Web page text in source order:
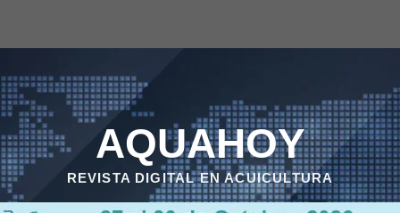
AQUAHOY
REVISTA DIGITAL EN ACUICULTURA